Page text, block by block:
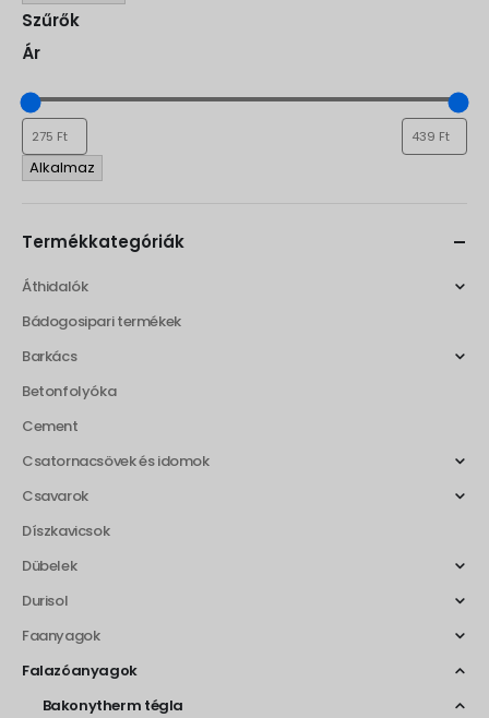
Szűrők
Ár
Alkalmaz
Termékkategóriák
Áthidalók
Bádogosipari termékek
Barkács
Betonfolyóka
Cement
Csatornacsövek és idomok
Csavarok
Díszkavicsok
Dübelek
Durisol
Faanyagok
Falazóanyagok
Bakonytherm tégla